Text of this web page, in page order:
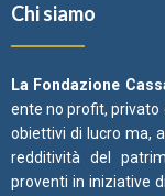
Chi siamo
La Fondazione
ente no profit, privato
obiettivi di lucro ma,
redditività del
proventi in iniziative